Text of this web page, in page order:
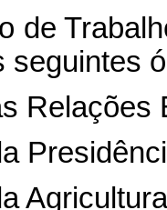
de
seguintes